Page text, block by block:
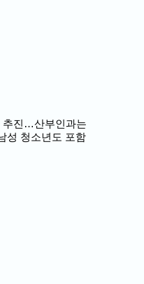
추진…산부인과는
성 청소년도 포함